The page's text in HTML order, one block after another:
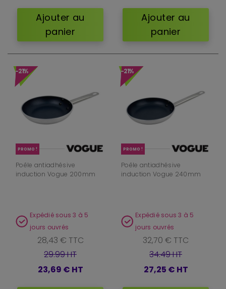
Ajouter au
panier
Ajouter au
panier
-21%
PROMO !
Poêle antiadhésive
induction Vogue 200mm
Expédié sous 3 à 5
jours ouvrés
28,43 € TTC
29.99 HT
23,69 € HT
-21%
PROMO !
Poêle antiadhésive
induction Vogue 240mm
Expédié sous 3 à 5
jours ouvrés
32,70 € TTC
34.49 HT
27,25 € HT